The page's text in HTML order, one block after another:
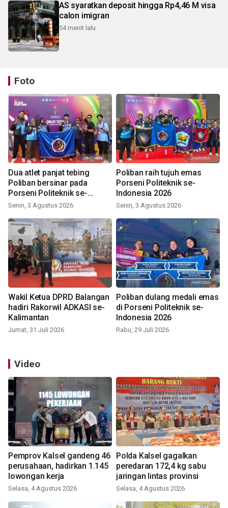
AS syaratkan deposit hingga Rp4,46 M visa
calon imigran
54 menit lalu
Foto
Dua atlet panjat tebing
Poliban bersinar pada
Porseni Politeknik se-
Indonesia 2026
Senin, 3 Agustus 2026
Poliban raih tujuh emas
Porseni Politeknik se-
Indonesia 2026
Senin, 3 Agustus 2026
Wakil Ketua DPRD Balangan
hadiri Rakorwil ADKASI se-
Kalimantan
Jumat, 31 Juli 2026
Poliban dulang medali emas
di Porseni Politeknik se-
Indonesia 2026
Rabu, 29 Juli 2026
Video
Pemprov Kalsel gandeng 46
perusahaan, hadirkan 1.145
lowongan kerja
Selasa, 4 Agustus 2026
Polda Kalsel gagalkan
peredaran 172,4 kg sabu
jaringan lintas provinsi
Selasa, 4 Agustus 2026